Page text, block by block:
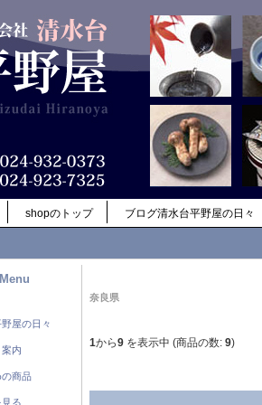
shopのトップ ブログ清水台平野屋の日々
Menu
屋の日々
内
商品
る
奈良県
1から9 を表示中 (商品の数: 9)